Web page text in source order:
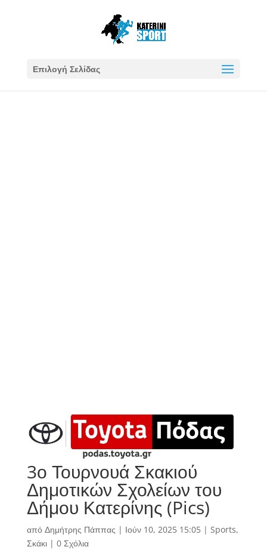
Επιλογή Σελίδας
3ο Τουρνουά Σκακιού
Δημοτικών Σχολείων του
Δήμου Κατερίνης (Pics)
από Δημήτρης Πάππας | Ιούν 10, 2025 15:05| Sports,
Σκάκι| 0 Σχόλια